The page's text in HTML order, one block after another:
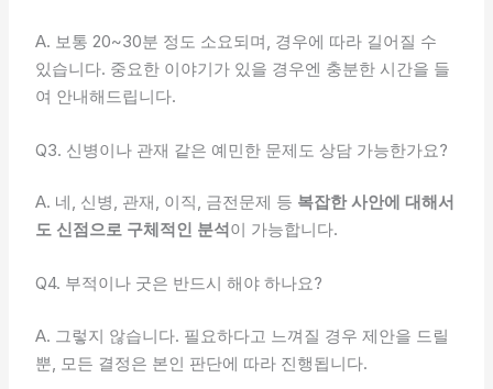
A. 보통 20~30분 정도 소요되며, 경우에 따라 길어질 수
있습니다. 중요한 이야기가 있을 경우엔 충분한 시간을 들
여 안내해드립니다.
Q3. 신병이나 관재 같은 예민한 문제도 상담 가능한가요?
A. 네, 신병, 관재, 이직, 금전문제 등 복잡한 사안에 대해서
도 신점으로 구체적인 분석이 가능합니다.
Q4. 부적이나 굿은 반드시 해야 하나요?
A. 그렇지 않습니다. 필요하다고 느껴질 경우 제안을 드릴
뿐, 모든 결정은 본인 판단에 따라 진행됩니다.